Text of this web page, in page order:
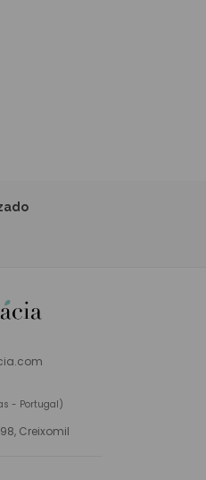
- Portugal)
Creixomil